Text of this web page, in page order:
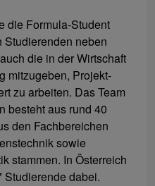
die Formula-Student
Studierenden neben
die in der Wirtschaft
mitzugeben, Projekt-
zu arbeiten. Das Team
besteht aus rund 40
den Fachbereichen
sowie
stammen. In Österreich
Studierende dabei.